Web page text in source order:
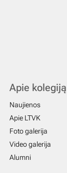
Apie kolegiją
Naujienos
Apie LTVK
Foto galerija
Video galerija
Alumni